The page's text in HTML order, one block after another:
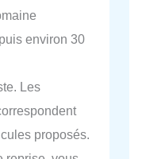
environ 30
Les
proposés.